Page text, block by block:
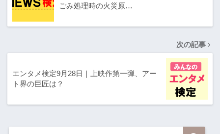
ごみ処理時の火災原…
次の記事
エンタメ検定9月28日｜上映作第一弾、アー
ト界の巨匠は？